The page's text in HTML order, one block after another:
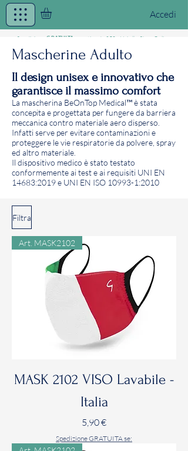
Accedi
SpedizioneGRATUITA a partire da 25€ - Vai allo Shop Online
/MASK THE WORLD
Textile Mask
Mascherine Adulto
Il design unisex e innovativo che
garantisce il massimo comfort
La mascherina BeOnTop Medical™ è stata
concepita e progettata per fungere da barriera
meccanica contro materiale aero disperso.
Infatti serve per evitare contaminazioni e
proteggere le vie respiratorie da polvere, spray
ed altro materiale.
Il dispositivo medico è stato testato
conformemente ai test e ai requisiti UNI EN
14683:2019 e UNI EN ISO 10993-1:2010
Filtra
Art. MASK2102
MASK 2102 VISO Lavabile -
Italia
Prezzo
5,90 €
Spedizione GRATUITA se: